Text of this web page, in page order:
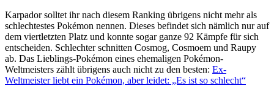
Karpador solltet ihr nach diesem Ranking übrigens nicht mehr als
schlechtestes Pokémon nennen. Dieses befindet sich nämlich nur auf
dem viertletzten Platz und konnte sogar ganze 92 Kämpfe für sich
entscheiden. Schlechter schnitten Cosmog, Cosmoem und Raupy
ab. Das Lieblings-Pokémon eines ehemaligen Pokémon-
Weltmeisters zählt übrigens auch nicht zu den besten: Ex-
Weltmeister liebt ein Pokémon, aber leidet: „Es ist so schlecht“